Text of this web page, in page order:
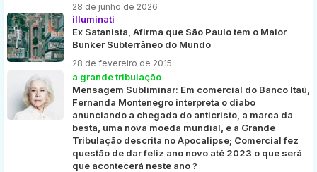
28 de junho de 2026
illuminati
Ex Satanista, Afirma que São Paulo tem o Maior
Bunker Subterrâneo do Mundo
28 de fevereiro de 2015
a grande tribulação
Mensagem Subliminar: Em comercial do Banco Itaú,
Fernanda Montenegro interpreta o diabo
anunciando a chegada do anticristo, a marca da
besta, uma nova moeda mundial, e a Grande
Tribulação descrita no Apocalipse; Comercial fez
questão de dar feliz ano novo até 2023 o que será
que acontecerá neste ano ?